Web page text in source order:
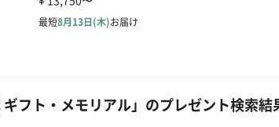
ギフト・メモリアル」のプレゼント検索